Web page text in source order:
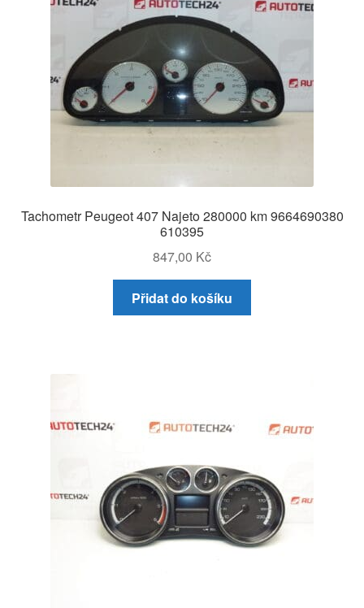
Tachometr Peugeot 407 Najeto 280000 km 9664690380
610395
847,00 Kč
Přidat do košíku